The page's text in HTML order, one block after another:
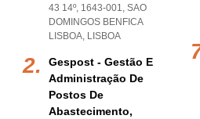
43 14º, 1643-001, SAO
DOMINGOS BENFICA
LISBOA, LISBOA
Gespost - Gestão E
Administração De
Postos De
Abastecimento,